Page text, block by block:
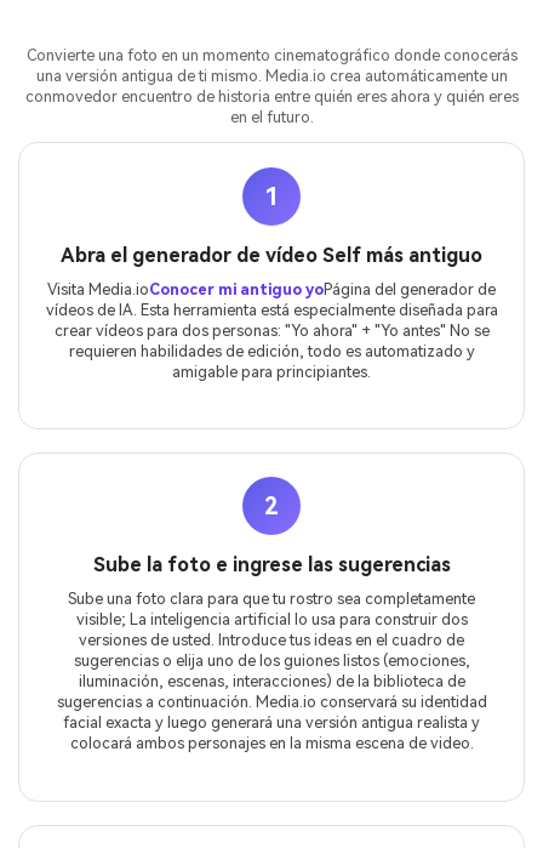
Convierte una foto en un momento cinematográfico donde conocerás
una versión antigua de ti mismo. Media.io crea automáticamente un
conmovedor encuentro de historia entre quién eres ahora y quién eres
en el futuro.
1
Abra el generador de vídeo Self más antiguo
Visita Media.ioConocer mi antiguo yoPágina del generador de
vídeos de IA. Esta herramienta está especialmente diseñada para
crear vídeos para dos personas: "Yo ahora" + "Yo antes" No se
requieren habilidades de edición, todo es automatizado y
amigable para principiantes.
2
Sube la foto e ingrese las sugerencias
Sube una foto clara para que tu rostro sea completamente
visible; La inteligencia artificial lo usa para construir dos
versiones de usted. Introduce tus ideas en el cuadro de
sugerencias o elija uno de los guiones listos (emociones,
iluminación, escenas, interacciones) de la biblioteca de
sugerencias a continuación. Media.io conservará su identidad
facial exacta y luego generará una versión antigua realista y
colocará ambos personajes en la misma escena de video.